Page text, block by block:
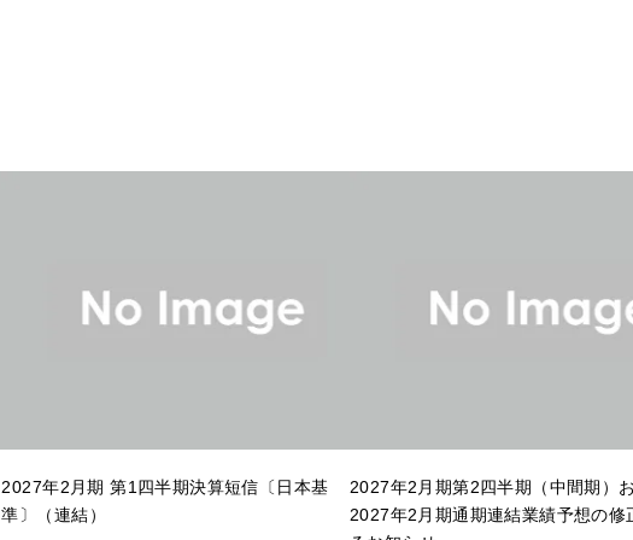
2027年2月期 第1四半期決算短信〔日本基
準〕（連結）
2027年2月期第2四半期（中間期）
2027年2月期通期連結業績予想の修